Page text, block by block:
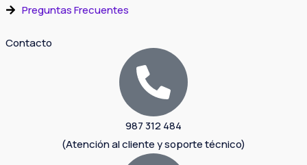
Preguntas Frecuentes
Contacto
987 312 484
(Atención al cliente y soporte técnico)